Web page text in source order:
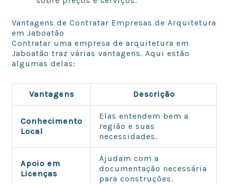
Vantagens de Contratar Empresas de Arquitetura
em Jaboatão
Contratar uma empresa de arquitetura em
Jaboatão traz várias vantagens. Aqui estão
algumas delas:
Vantagens Descrição
Conhecimento
Local
Elas entendem bem a
região e suas
necessidades.
Apoio em
Licenças
Ajudam com a
documentação necessária
para construções.